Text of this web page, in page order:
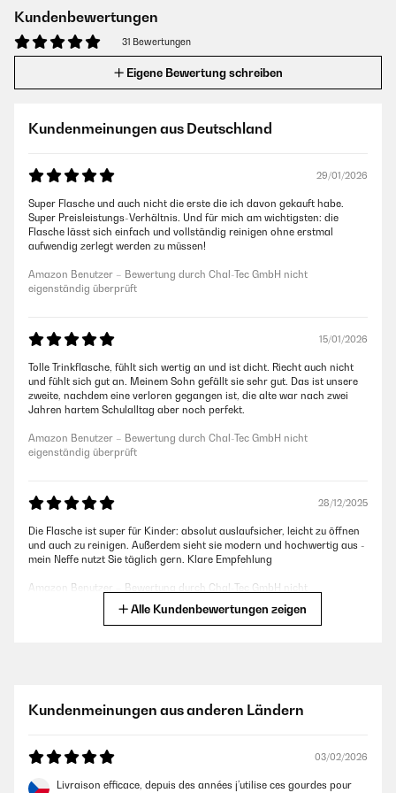
Kundenbewertungen
31 Bewertungen
Eigene Bewertung schreiben
Kundenmeinungen aus Deutschland
29/01/2026
Super Flasche und auch nicht die erste die ich davon gekauft habe.
Super Preisleistungs-Verhältnis. Und für mich am wichtigsten: die
Flasche lässt sich einfach und vollständig reinigen ohne erstmal
aufwendig zerlegt werden zu müssen!
Amazon Benutzer – Bewertung durch Chal-Tec GmbH nicht
eigenständig überprüft
15/01/2026
Tolle Trinkflasche, fühlt sich wertig an und ist dicht. Riecht auch nicht
und fühlt sich gut an. Meinem Sohn gefällt sie sehr gut. Das ist unsere
zweite, nachdem eine verloren gegangen ist, die alte war nach zwei
Jahren hartem Schulalltag aber noch perfekt.
Amazon Benutzer – Bewertung durch Chal-Tec GmbH nicht
eigenständig überprüft
28/12/2025
Die Flasche ist super für Kinder: absolut auslaufsicher, leicht zu öffnen
und auch zu reinigen. Außerdem sieht sie modern und hochwertig aus -
mein Neffe nutzt Sie täglich gern. Klare Empfehlung
Amazon Benutzer – Bewertung durch Chal-Tec GmbH nicht
eigenständig überprüft
entfernen. Das ist nicht so schön, insbesondere wenn man den Artikel
Amazon Benutzer – Bewertung durch Chal-Tec GmbH nicht
eigenständig überprüft
Alle Kundenbewertungen zeigen
Kundenmeinungen aus anderen Ländern
03/02/2026
Livraison efficace, depuis des années j’utilise ces gourdes pour